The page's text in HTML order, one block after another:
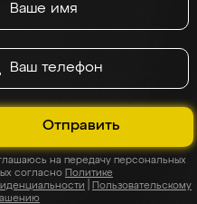
Отправить
на передачу персональных
согласно Политике
Пользовательскому